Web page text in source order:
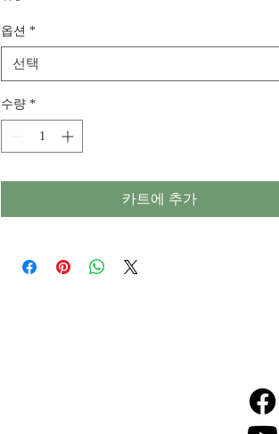
옵션 *
선택
수량 *
카트에 추가